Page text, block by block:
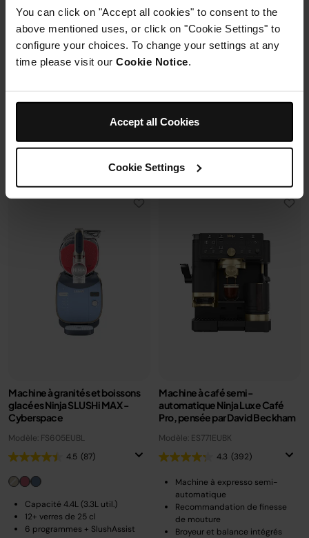
You can click on "Accept all cookies" to consent to the
above mentioned uses, or click on "Cookie Settings" to
configure your choices. To change your settings at any
time please visit our Cookie Notice.
Accept all Cookies
Cookie Settings
avec un même récipient.
Modulaire, compact, facile à
ranger et emporter.
Capacité: 9.5L (4 à 6 pers)
6 modes de cuisson (max
240°C)
Synchronisation des
cuissons
Machine à granités et boissons
glacées Ninja SLUSHi MAX -
Cyberspace
Modèle: FS605EUBL
4.5 (87)
Capacité 4.4L (3.3L util.)
12+ verres de 25 cl
6 programmes + SlushAssist
Machine à café semi-
automatique Ninja Luxe Café
Pro, pensée par David Beckham
Modèle: ES771EUBK
4.3 (392)
Machine à expresso semi-
automatique
Recommandation de finesse
de mouture
Broyeur et balance intégrés